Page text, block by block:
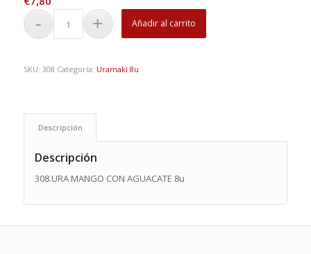
Añadir al carrito
SKU: 308 Categoría: Uramaki 8u
Descripción
Descripción
308.URA MANGO CON AGUACATE 8u